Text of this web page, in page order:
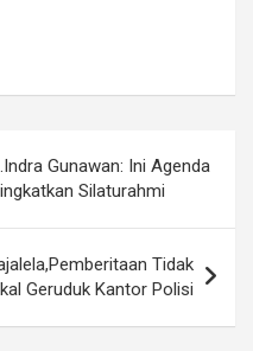
Gunawan: Ini Agenda
Silaturahmi
Tidak
Geruduk Kantor Polisi